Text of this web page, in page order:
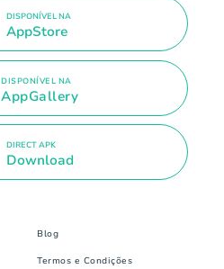
DISPONÍVEL NA
AppStore
DISPONÍVEL NA
AppGallery
DIRECT APK
Download
Blog
Termos e Condições